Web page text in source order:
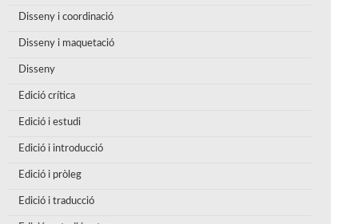
Disseny i coordinació
Disseny i maquetació
Disseny
Edició crítica
Edició i estudi
Edició i introducció
Edició i pròleg
Edició i traducció